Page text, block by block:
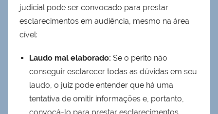
judicial pode ser convocado para prestar
esclarecimentos em audiência, mesmo na área
cível:
Laudo mal elaborado: Se o perito não
conseguir esclarecer todas as dúvidas em seu
laudo, o juiz pode entender que há uma
tentativa de omitir informações e, portanto,